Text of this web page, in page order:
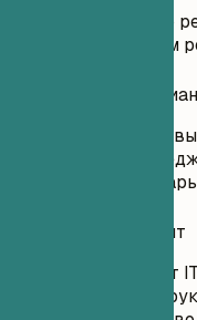
Сравнение слабого
профессиональным
Неудачный
Цель: Я
ассистента IT-
продвигаться по
Удачный вариант
Старший ассистент
облачной